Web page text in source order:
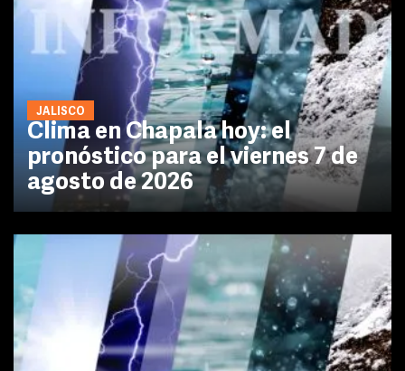
JALISCO
Clima en Chapala hoy: el
pronóstico para el viernes 7 de
agosto de 2026